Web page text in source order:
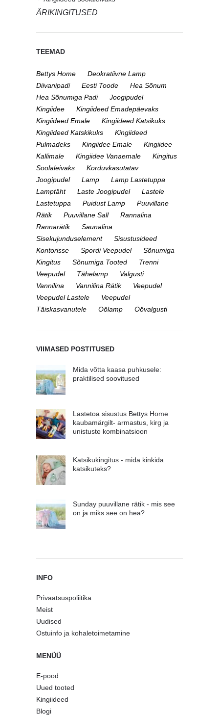
ÄRIKINGITUSED
TEEMAD
Bettys Home
Deokratiivne Lamp
Diivanipadi
Eesti Toode
Hea Sõnum
Hea Sõnumiga Padi
Joogipudel
Kingiidee
Kingiideed Emadepäevaks
Kingiideed Emale
Kingiideed Katsikuks
Kingiideed Katskikuks
Kingiideed
Pulmadeks
Kingiidee Emale
Kingiidee
Kallimale
Kingiidee Vanaemale
Kingitus
Soolaleivaks
Korduvkasutatav
Joogipudel
Lamp
Lamp Lastetuppa
Lamptäht
Laste Joogipudel
Lastele
Lastetuppa
Puidust Lamp
Puuvillane
Rätik
Puuvillane Sall
Rannalina
Rannarätik
Saunalina
Sisekujunduselement
Sisustusideed
Kontorisse
Spordi Veepudel
Sõnumiga
Kingitus
Sõnumiga Tooted
Trenni
Veepudel
Tähelamp
Valgusti
Vannilina
Vannilina Rätik
Veepudel
Veepudel Lastele
Veepudel
Täiskasvanutele
Öölamp Öövalgusti
VIIMASED POSTITUSED
Mida võtta kaasa puhkusele:
praktilised soovitused
Lastetoa sisustus Bettys Home
kaubamärgilt- armastus, kirg ja
unistuste kombinatsioon
Katsikukingitus - mida kinkida
katsikuteks?
Sunday puuvillane rätik - mis see
on ja miks see on hea?
INFO
Privaatsuspoliitika
Meist
Uudised
Ostuinfo ja kohaletoimetamine
MENÜÜ
E-pood
Uued tooted
Kingiideed
Blogi